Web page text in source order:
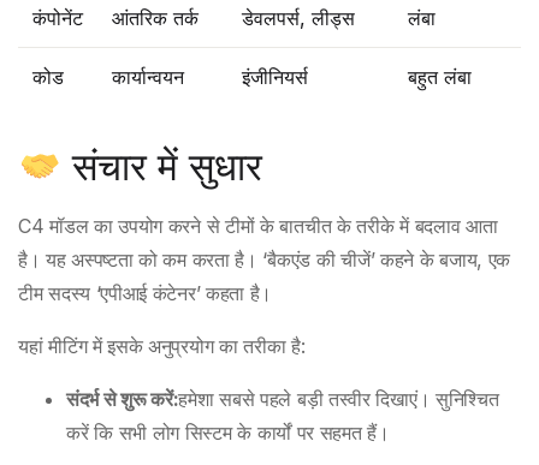
कंपोनेंट आंतरिक तर्क डेवलपर्स, लीड्स लंबा
कोड कार्यान्वयन इंजीनियर्स बहुत लंबा
संचार में सुधार
C4 मॉडल का उपयोग करने से टीमों के बातचीत के तरीके में बदलाव आता
है। यह अस्पष्टता को कम करता है। ‘बैकएंड की चीजें’ कहने के बजाय, एक
टीम सदस्य ‘एपीआई कंटेनर’ कहता है।
यहां मीटिंग में इसके अनुप्रयोग का तरीका है:
संदर्भ से शुरू करें:हमेशा सबसे पहले बड़ी तस्वीर दिखाएं। सुनिश्चित
करें कि सभी लोग सिस्टम के कार्यों पर सहमत हैं।